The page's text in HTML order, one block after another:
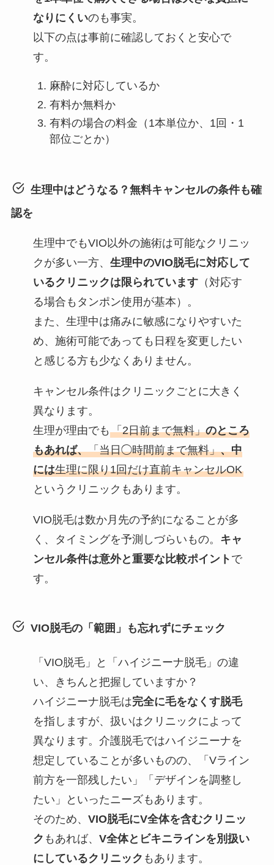
なりにくいのも事実。
以下の点は事前に確認しておくと安心で
す。
麻酔に対応しているか
有料か無料か
有料の場合の料金（1本単位か、1回・1
部位ごとか）
生理中はどうなる？無料キャンセルの条件も確
認を
生理中でもVIO以外の施術は可能なクリニッ
クが多い一方、 生理中のVIO脱毛に対応して
いるクリニックは限られています（対応す
る場合もタンポン使用が基本）。
また、生理中は痛みに敏感になりやすいた
め、施術可能であっても日程を変更したい
と感じる方も少なくありません。
キャンセル条件はクリニックごとに大きく
異なります。
生理が理由でも 「2日前まで無料」のところ
もあれば、「当日◯時間前まで無料」、中
には生理に限り1回だけ直前キャンセルOK
というクリニックもあります。
VIO脱毛は数か月先の予約になることが多
く、タイミングを予測しづらいもの。 キャ
ンセル条件は意外と重要な比較ポイント で
す。
VIO脱毛の「範囲」も忘れずにチェック
「VIO脱毛」と「ハイジニーナ脱毛」の違
い、きちんと把握していますか？
ハイジニーナ脱毛は完全に毛をなくす脱毛
を指しますが、扱いはクリニックによって
異なります。介護脱毛ではハイジニーナを
想定していることが多いものの、「Vライン
前方を一部残したい」「デザインを調整し
たい」といったニーズもあります。
そのため、 VIO脱毛にV全体を含むクリニッ
ク もあれば、 V全体とビキニラインを別扱い
にしているクリニック もあります。